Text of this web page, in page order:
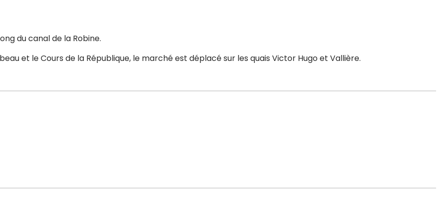
du canal de la Robine.
et le Cours de la République, le marché est déplacé sur les quais Victor Hugo et Vallière.